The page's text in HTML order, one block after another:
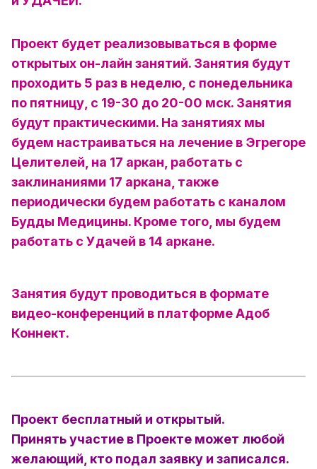
Проект будет реализовываться в форме
открытых он-лайн занятий. Занятия будут
проходить 5 раз в неделю, с понедельника
по пятницу, с 19-30 до 20-00 мск. Занятия
будут практическими. На занятиях мы
будем настраиваться на лечение в Эгрегоре
Целителей, на 17 аркан, работать с
заклинаниями 17 аркана, также
периодически будем работать с каналом
Будды Медицины. Кроме того, мы будем
работать с Удачей в 14 аркане.
Занятия будут проводиться в формате
видео-конференций в платформе Адоб
Коннект.
Проект бесплатный и открытый.
Принять участие в Проекте может любой
желающий, кто подал заявку и записался.